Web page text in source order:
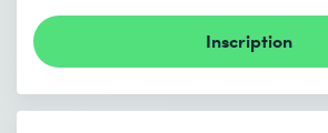
Inscription